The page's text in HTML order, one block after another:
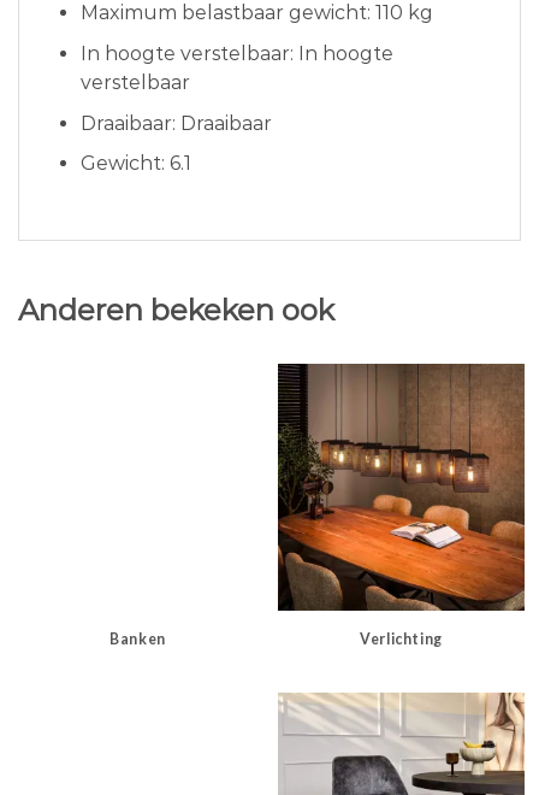
Maximum belastbaar gewicht: 110 kg
In hoogte verstelbaar: In hoogte
verstelbaar
Draaibaar: Draaibaar
Gewicht: 6.1
Anderen bekeken ook
Banken Verlichting